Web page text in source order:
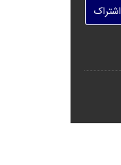
اشتراک